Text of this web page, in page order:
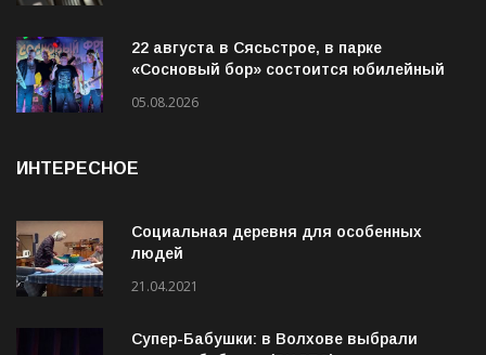
05.08.2026
22 августа в Сясьстрое, в парке
Социальная деревня для особенных
21.04.2021